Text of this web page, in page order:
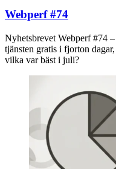
Webperf #74
Nyhetsbrevet Webperf #74
tjänsten gratis i fjorton
vilka var bäst i juli?